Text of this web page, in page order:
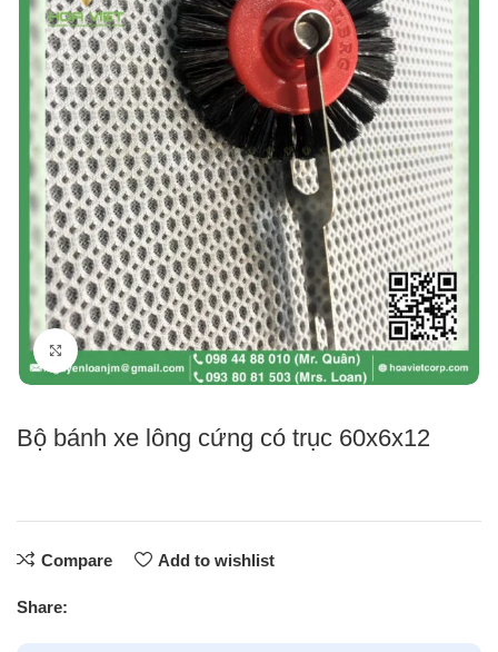
Click to enlarge
Bộ bánh xe lông cứng có trục 60x6x12
Compare Add to wishlist
Share: